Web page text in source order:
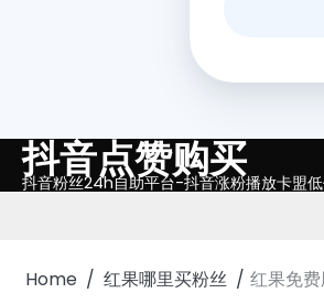
Skip抖音点赞购买
抖音粉丝24h自助平台-抖音涨粉播放卡盟
Home 红果哪里买粉丝 红果免